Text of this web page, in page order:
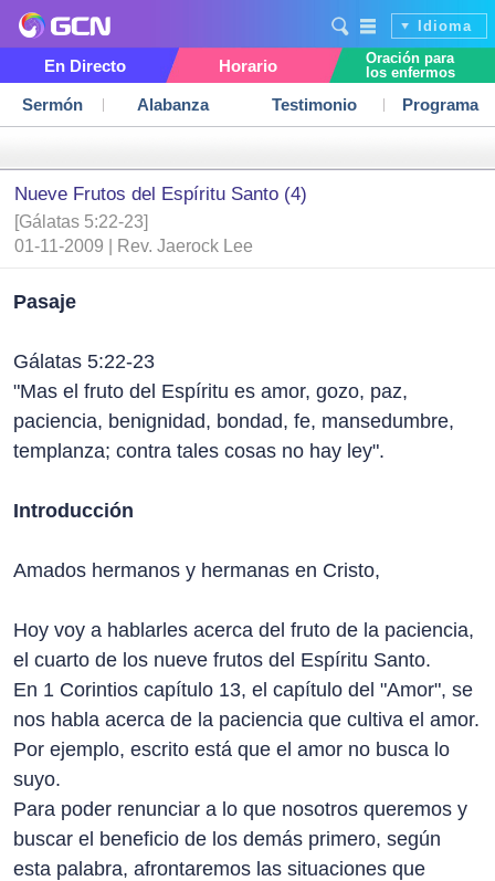
Idioma
En Directo Horario
Oración para
los enfermos
Sermón Alabanza Testimonio Programa
Nueve Frutos del Espíritu Santo (4)
[Gálatas 5:22-23]
01-11-2009 | Rev. Jaerock Lee
Pasaje
Gálatas 5:22-23
"Mas el fruto del Espíritu es amor, gozo, paz,
paciencia, benignidad, bondad, fe, mansedumbre,
templanza; contra tales cosas no hay ley".
Introducción
Amados hermanos y hermanas en Cristo,
Hoy voy a hablarles acerca del fruto de la paciencia,
el cuarto de los nueve frutos del Espíritu Santo.
En 1 Corintios capítulo 13, el capítulo del "Amor", se
nos habla acerca de la paciencia que cultiva el amor.
Por ejemplo, escrito está que el amor no busca lo
suyo.
Para poder renunciar a lo que nosotros queremos y
buscar el beneficio de los demás primero, según
esta palabra, afrontaremos las situaciones que